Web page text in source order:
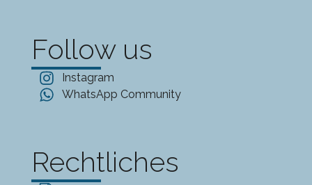
Follow us
Instagram
WhatsApp Community
Rechtliches